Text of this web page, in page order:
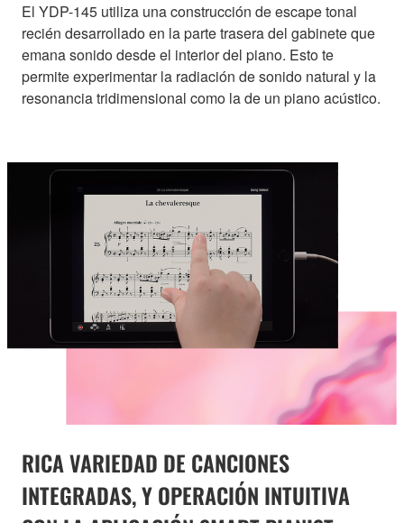
El YDP-145 utiliza una construcción de escape tonal
recién desarrollado en la parte trasera del gabinete que
emana sonido desde el interior del piano. Esto te
permite experimentar la radiación de sonido natural y la
resonancia tridimensional como la de un piano acústico.
RICA VARIEDAD DE CANCIONES
INTEGRADAS, Y OPERACIÓN INTUITIVA